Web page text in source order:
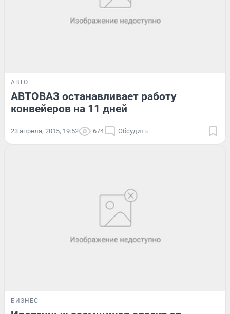
АВТО
АВТОВАЗ останавливает работу
конвейеров на 11 дней
23 апреля, 2015, 19:52 674 Обсудить
БИЗНЕС